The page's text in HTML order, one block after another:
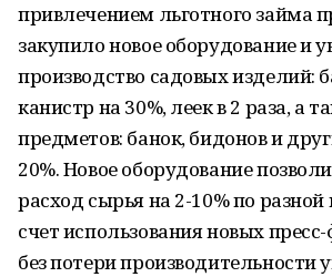
привлечением льготного займа
закупило новое оборудование и
производство садовых изделий:
канистр на 30%, леек в 2 раза, а
предметов: банок, бидонов и
20%. Новое оборудование
расход сырья на 2-10% по
счет использования новых
без потери производительности